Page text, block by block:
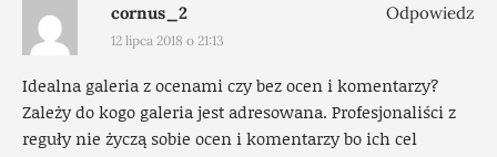
cornus_2
12 lipca 2018 o 21:13
Idealna galeria z ocenami czy bez ocen i komentarzy?
Zależy do kogo galeria jest adresowana. Profesjonaliści z
reguły nie życzą sobie ocen i komentarzy bo ich cel
Odpowiedz